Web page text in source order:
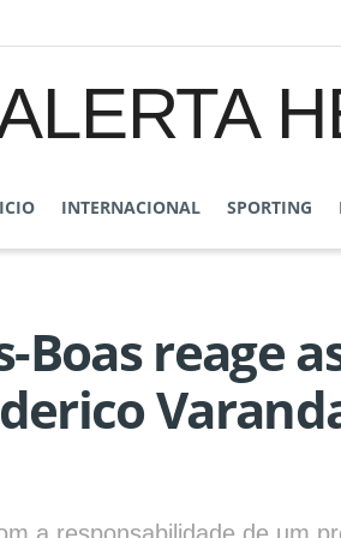
INTERNACIONAL SPORTING
Boas reage